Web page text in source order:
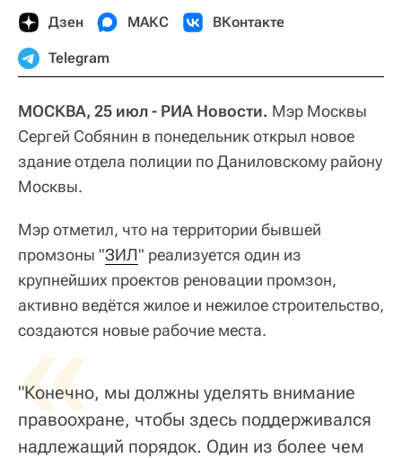
Дзен МАКС ВКонтакте
Telegram
МОСКВА, 25 июл - РИА Новости. Мэр Москвы
Сергей Собянин в понедельник открыл новое
здание отдела полиции по Даниловскому району
Москвы.
Мэр отметил, что на территории бывшей
промзоны "ЗИЛ" реализуется один из
крупнейших проектов реновации промзон,
активно ведётся жилое и нежилое строительство,
создаются новые рабочие места.
«
"Конечно, мы должны уделять внимание
правоохране, чтобы здесь поддерживался
надлежащий порядок. Один из более чем